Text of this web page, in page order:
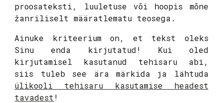
proosateksti, luuletuse või hoopis mõne
žanriliselt määratlematu teosega.
Ainuke kriteerium on, et tekst oleks
Sinu enda kirjutatud! Kui oled
kirjutamisel kasutanud tehisaru abi,
siis tuleb see ära märkida ja lähtuda
ülikooli tehisaru kasutamise headest
tavadest !